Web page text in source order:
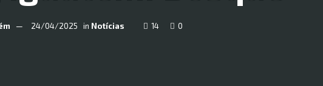
24/04/2025 in Notícias 14 0